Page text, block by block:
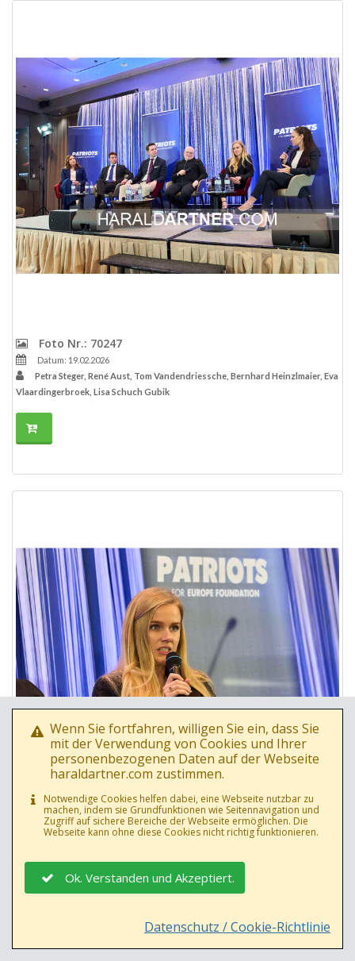
Foto Nr.: 70247
Datum: 19.02.2026
Petra Steger, René Aust, Tom Vandendriessche, Bernhard Heinzlmaier, Eva
Vlaardingerbroek, Lisa Schuch Gubik
Foto Nr.: 70248
Wenn Sie fortfahren, willigen Sie ein, dass Sie
mit der Verwendung von Cookies und Ihrer
personenbezogenen Daten auf der Webseite
haraldartner.com zustimmen.
Notwendige Cookies helfen dabei, eine Webseite nutzbar zu
machen, indem sie Grundfunktionen wie Seitennavigation und
Zugriff auf sichere Bereiche der Webseite ermöglichen. Die
Webseite kann ohne diese Cookies nicht richtig funktionieren.
Ok. Verstanden und Akzeptiert.
Datenschutz / Cookie-Richtlinie